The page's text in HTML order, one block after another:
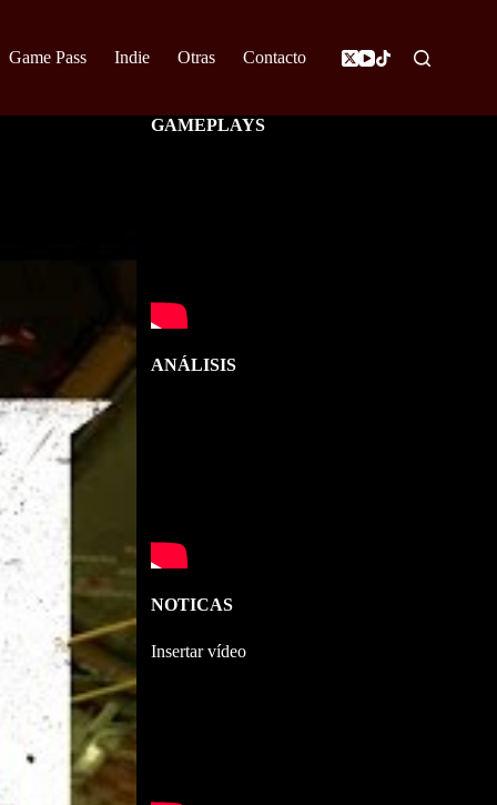
Game Pass Indie Otras Contacto
GAMEPLAYS
ANÁLISIS
NOTICAS
Insertar vídeo